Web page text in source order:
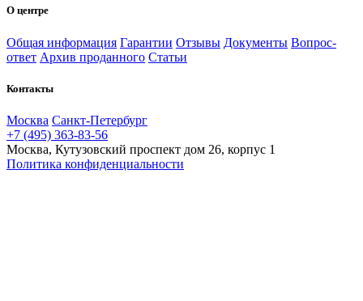
О центре
Общая информация Гарантии Отзывы Документы Вопрос-
ответ Архив проданного Статьи
Контакты
Москва Санкт-Петербург
+7 (495) 363-83-56
Москва, Кутузовский проспект дом 26, корпус 1
Политика конфиденциальности